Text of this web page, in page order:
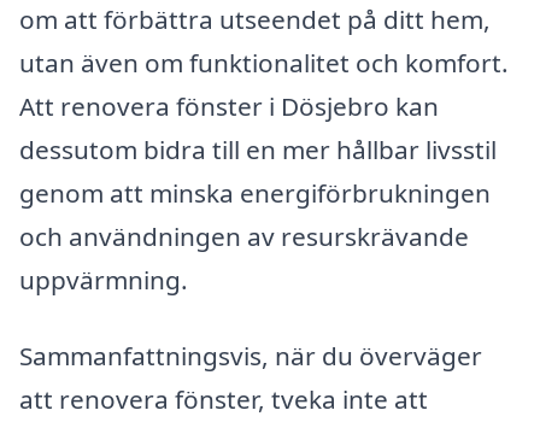
om att förbättra utseendet på ditt hem,
utan även om funktionalitet och komfort.
Att renovera fönster i Dösjebro kan
dessutom bidra till en mer hållbar livsstil
genom att minska energiförbrukningen
och användningen av resurskrävande
uppvärmning.
Sammanfattningsvis, när du överväger
att renovera fönster, tveka inte att